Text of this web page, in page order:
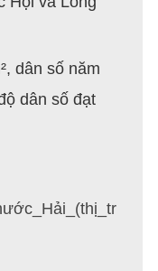
dân số năm
dân số đạt